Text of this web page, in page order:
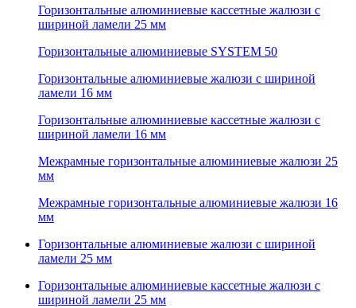
Горизонтальные алюминиевые кассетные жалюзи с
шириной ламели 25 мм
Горизонтальные алюминиевые SYSTEM 50
Горизонтальные алюминиевые жалюзи с шириной
ламели 16 мм
Горизонтальные алюминиевые кассетные жалюзи с
шириной ламели 16 мм
Межрамные горизонтальные алюминиевые жалюзи 25
мм
Межрамные горизонтальные алюминиевые жалюзи 16
мм
Горизонтальные алюминиевые жалюзи с шириной
ламели 25 мм
Горизонтальные алюминиевые кассетные жалюзи с
шириной ламели 25 мм